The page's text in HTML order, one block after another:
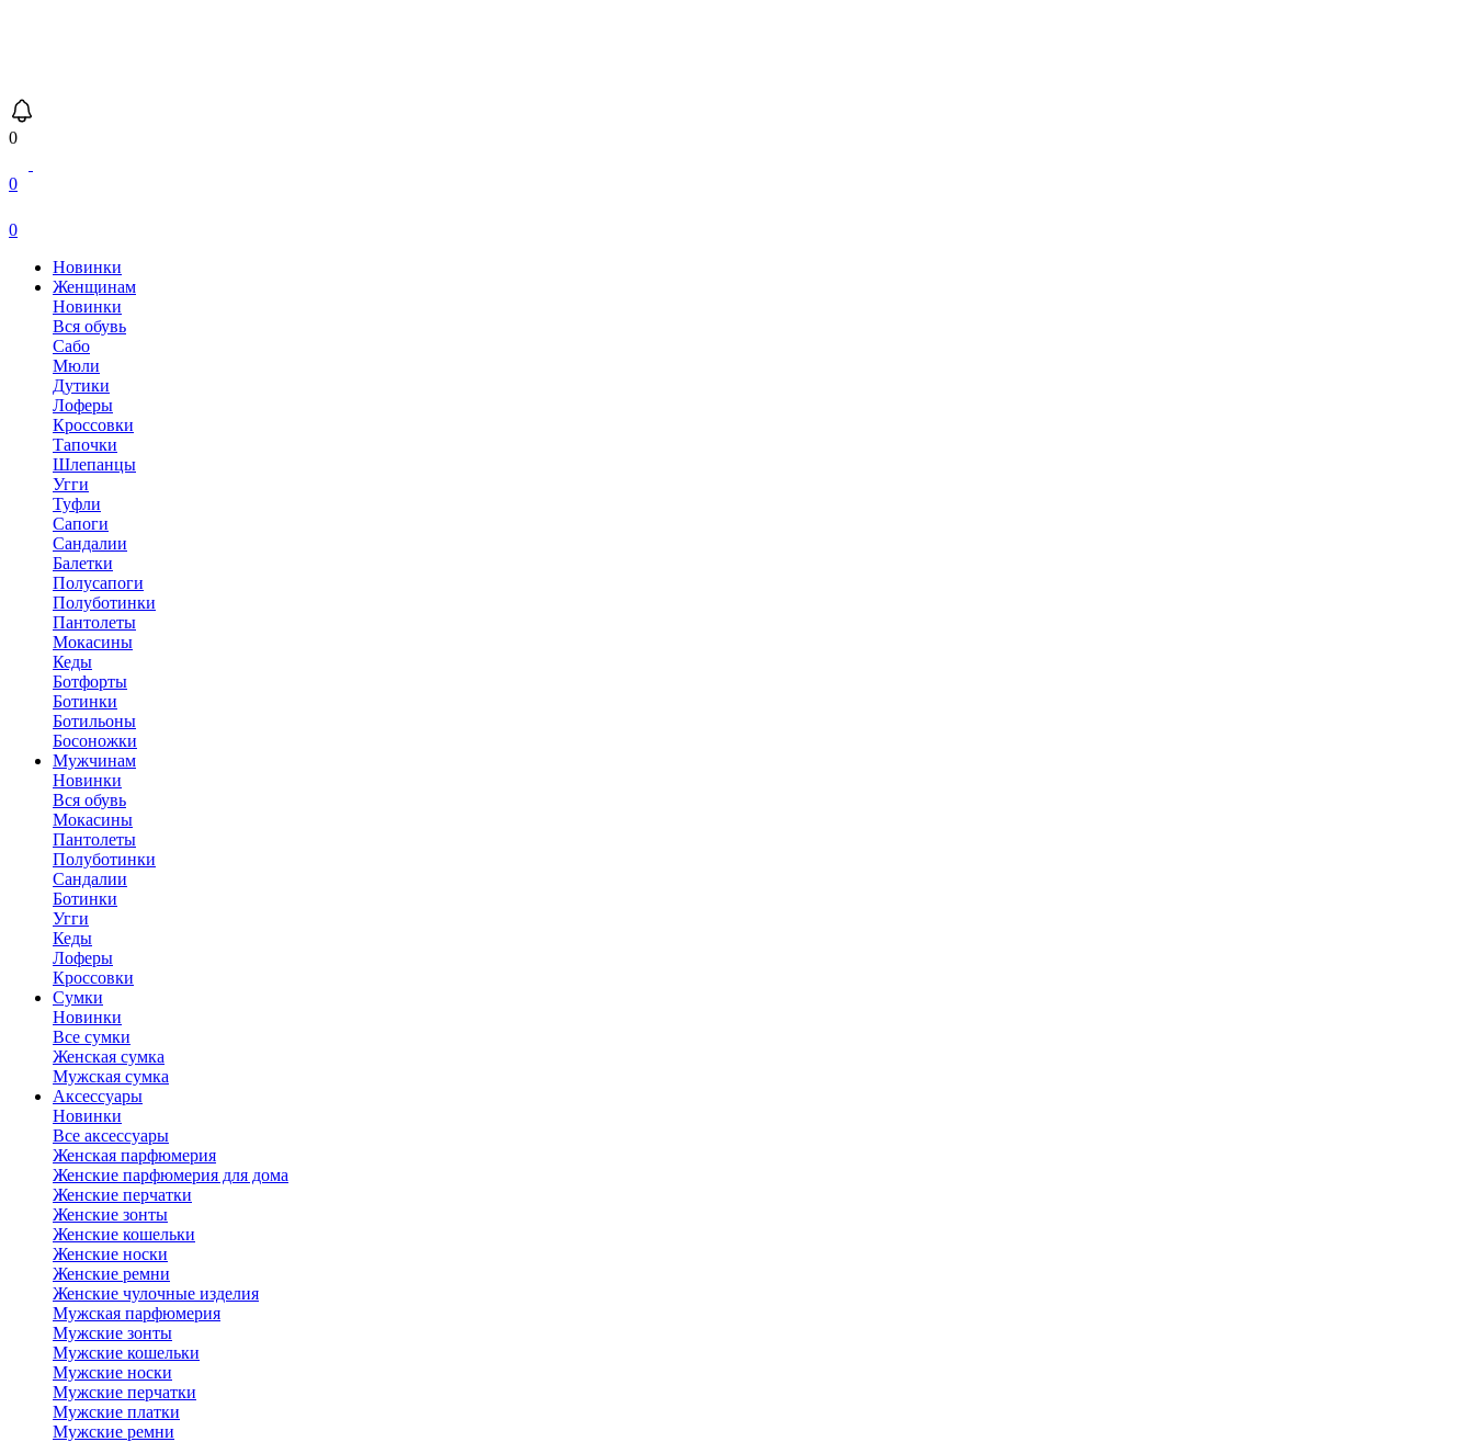
0
0
0
Новинки
Женщинам
Новинки
Вся обувь
Сабо
Мюли
Дутики
Лоферы
Кроссовки
Тапочки
Шлепанцы
Угги
Туфли
Сапоги
Сандалии
Балетки
Полусапоги
Полуботинки
Пантолеты
Мокасины
Кеды
Ботфорты
Ботинки
Ботильоны
Босоножки
Мужчинам
Новинки
Вся обувь
Мокасины
Пантолеты
Полуботинки
Сандалии
Ботинки
Угги
Кеды
Лоферы
Кроссовки
Сумки
Новинки
Все сумки
Женская сумка
Мужская сумка
Аксессуары
Новинки
Все аксессуары
Женская парфюмерия
Женские парфюмерия для дома
Женские перчатки
Женские зонты
Женские кошельки
Женские носки
Женские ремни
Женские чулочные изделия
Мужская парфюмерия
Мужские зонты
Мужские кошельки
Мужские носки
Мужские перчатки
Мужские платки
Мужские ремни